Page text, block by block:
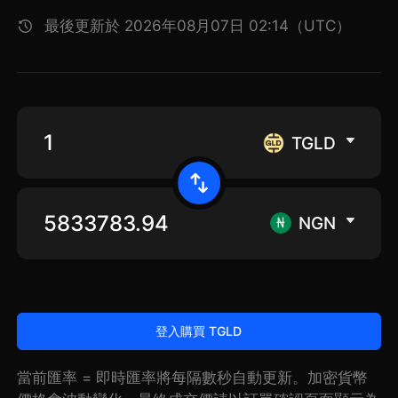
最後更新於 2026年08月07日 02:14（UTC）
TGLD
NGN
登入購買 TGLD
當前匯率 = 即時匯率將每隔數秒自動更新。加密貨幣